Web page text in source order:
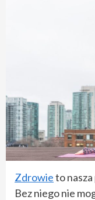
Zdrowieto
Bez niego nie